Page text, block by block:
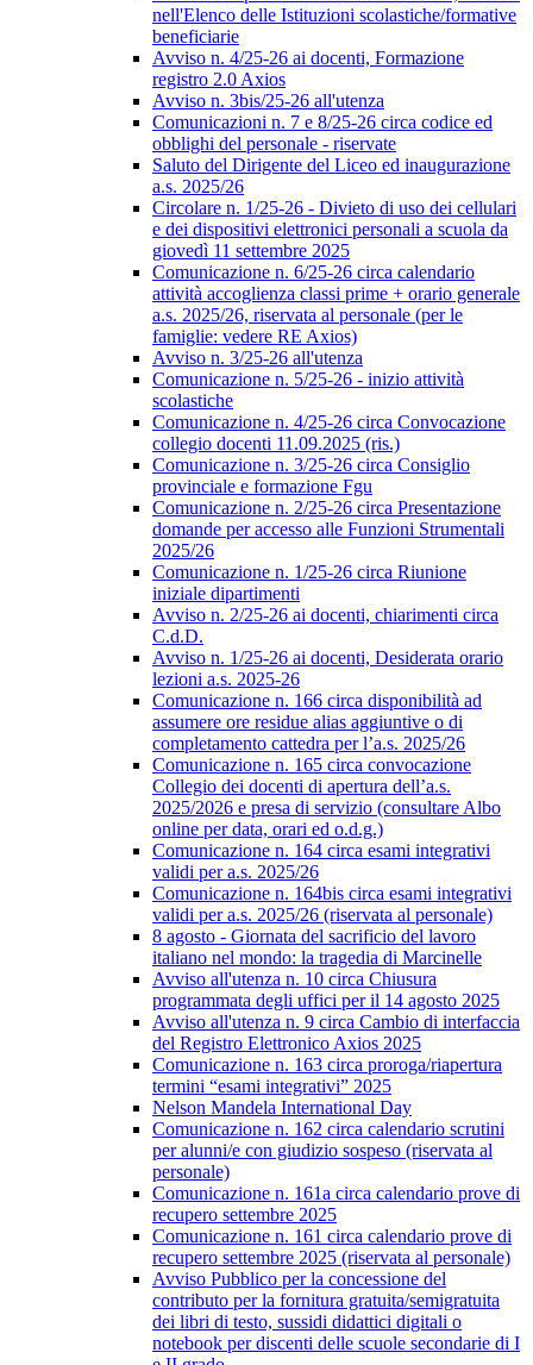
nell'Elenco delle Istituzioni scolastiche/formative
beneficiarie
Avviso n. 4/25-26 ai docenti, Formazione
registro 2.0 Axios
Avviso n. 3bis/25-26 all'utenza
Comunicazioni n. 7 e 8/25-26 circa codice ed
obblighi del personale - riservate
Saluto del Dirigente del Liceo ed inaugurazione
a.s. 2025/26
Circolare n. 1/25-26 - Divieto di uso dei cellulari
e dei dispositivi elettronici personali a scuola da
giovedì 11 settembre 2025
Comunicazione n. 6/25-26 circa calendario
attività accoglienza classi prime + orario generale
a.s. 2025/26, riservata al personale (per le
famiglie: vedere RE Axios)
Avviso n. 3/25-26 all'utenza
Comunicazione n. 5/25-26 - inizio attività
scolastiche
Comunicazione n. 4/25-26 circa Convocazione
collegio docenti 11.09.2025 (ris.)
Comunicazione n. 3/25-26 circa Consiglio
provinciale e formazione Fgu
Comunicazione n. 2/25-26 circa Presentazione
domande per accesso alle Funzioni Strumentali
2025/26
Comunicazione n. 1/25-26 circa Riunione
iniziale dipartimenti
Avviso n. 2/25-26 ai docenti, chiarimenti circa
C.d.D.
Avviso n. 1/25-26 ai docenti, Desiderata orario
lezioni a.s. 2025-26
Comunicazione n. 166 circa disponibilità ad
assumere ore residue alias aggiuntive o di
completamento cattedra per l’a.s. 2025/26
Comunicazione n. 165 circa convocazione
Collegio dei docenti di apertura dell’a.s.
2025/2026 e presa di servizio (consultare Albo
online per data, orari ed o.d.g.)
Comunicazione n. 164 circa esami integrativi
validi per a.s. 2025/26
Comunicazione n. 164bis circa esami integrativi
validi per a.s. 2025/26 (riservata al personale)
8 agosto - Giornata del sacrificio del lavoro
italiano nel mondo: la tragedia di Marcinelle
Avviso all'utenza n. 10 circa Chiusura
programmata degli uffici per il 14 agosto 2025
Avviso all'utenza n. 9 circa Cambio di interfaccia
del Registro Elettronico Axios 2025
Comunicazione n. 163 circa proroga/riapertura
termini “esami integrativi” 2025
Nelson Mandela International Day
Comunicazione n. 162 circa calendario scrutini
per alunni/e con giudizio sospeso (riservata al
personale)
Comunicazione n. 161a circa calendario prove di
recupero settembre 2025
Comunicazione n. 161 circa calendario prove di
recupero settembre 2025 (riservata al personale)
Avviso Pubblico per la concessione del
contributo per la fornitura gratuita/semigratuita
dei libri di testo, sussidi didattici digitali o
notebook per discenti delle scuole secondarie di I